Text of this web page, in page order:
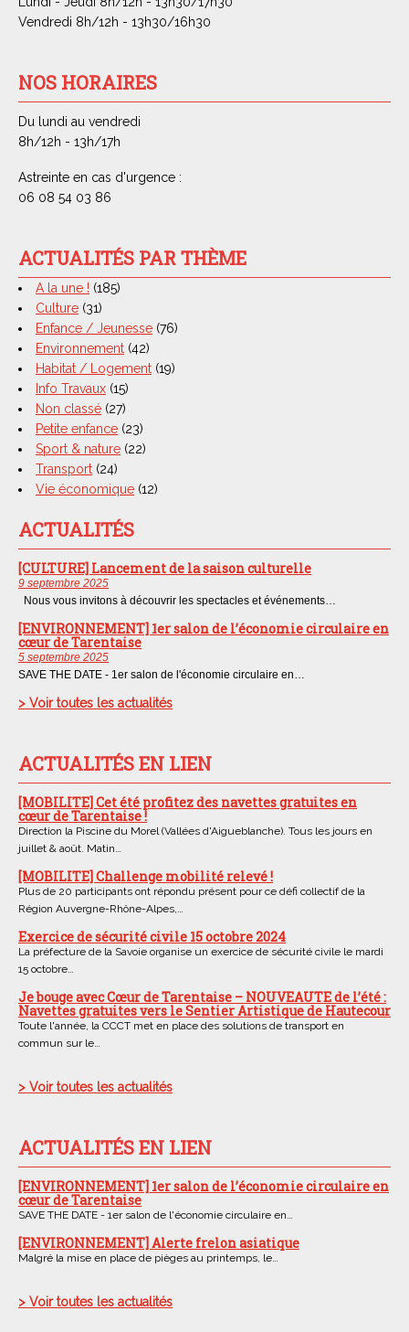
Vendredi 8h/12h - 13h30/16h30
NOS HORAIRES
Du lundi au vendredi
8h/12h - 13h/17h
Astreinte en cas d'urgence :
06 08 54 03 86
ACTUALITÉS PAR THÈME
A la une ! (185)
Culture (31)
Enfance / Jeunesse (76)
Environnement (42)
Habitat / Logement (19)
Info Travaux (15)
Non classé (27)
Petite enfance (23)
Sport & nature (22)
Transport (24)
Vie économique (12)
ACTUALITÉS
[CULTURE] Lancement de la saison culturelle
9 septembre 2025
Nous vous invitons à découvrir les spectacles et événements…
[ENVIRONNEMENT] 1er salon de l’économie circulaire en
cœur de Tarentaise
5 septembre 2025
SAVE THE DATE - 1er salon de l'économie circulaire en…
> Voir toutes les actualités
ACTUALITÉS EN LIEN
[MOBILITE] Cet été profitez des navettes gratuites en
cœur de Tarentaise !
Direction la Piscine du Morel (Vallées d'Aigueblanche). Tous les jours en
juillet & août. Matin…
[MOBILITE] Challenge mobilité relevé !
Plus de 20 participants ont répondu présent pour ce défi collectif de la
Région Auvergne-Rhône-Alpes,…
Exercice de sécurité civile 15 octobre 2024
La préfecture de la Savoie organise un exercice de sécurité civile le mardi
15 octobre…
Je bouge avec Cœur de Tarentaise – NOUVEAUTE de l’été :
Navettes gratuites vers le Sentier Artistique de Hautecour
Toute l'année, la CCCT met en place des solutions de transport en
commun sur le…
> Voir toutes les actualités
ACTUALITÉS EN LIEN
[ENVIRONNEMENT] 1er salon de l’économie circulaire en
cœur de Tarentaise
SAVE THE DATE - 1er salon de l'économie circulaire en…
[ENVIRONNEMENT] Alerte frelon asiatique
Malgré la mise en place de pièges au printemps, le…
> Voir toutes les actualités